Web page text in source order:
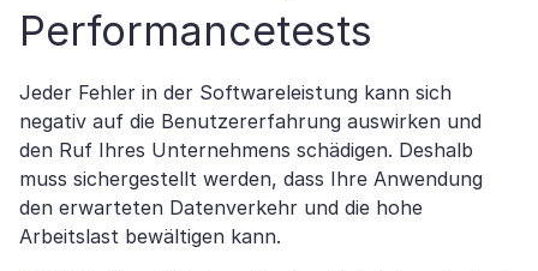
Performancetests
Jeder Fehler in der Softwareleistung kann sich
negativ auf die Benutzererfahrung auswirken und
den Ruf Ihres Unternehmens schädigen. Deshalb
muss sichergestellt werden, dass Ihre Anwendung
den erwarteten Datenverkehr und die hohe
Arbeitslast bewältigen kann.